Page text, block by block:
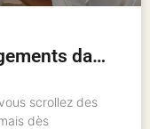
Guide complet des hébergements dans les îles grecques : où loger et comment bien choisir
scrollez des
dès